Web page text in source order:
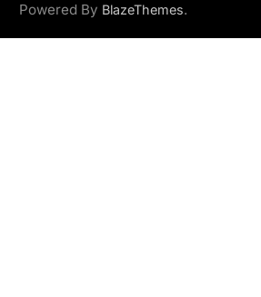
Powered By BlazeThemes.